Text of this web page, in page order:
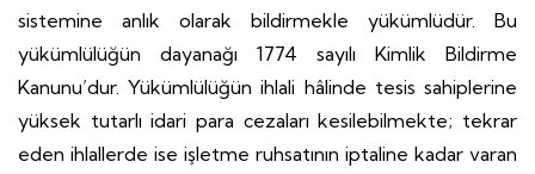
sistemine anlık olarak bildirmekle yükümlüdür. Bu
yükümlülüğün dayanağı 1774 sayılı Kimlik Bildirme
Kanunu’dur. Yükümlülüğün ihlali hâlinde tesis sahiplerine
yüksek tutarlı idari para cezaları kesilebilmekte; tekrar
eden ihlallerde ise işletme ruhsatının iptaline kadar varan